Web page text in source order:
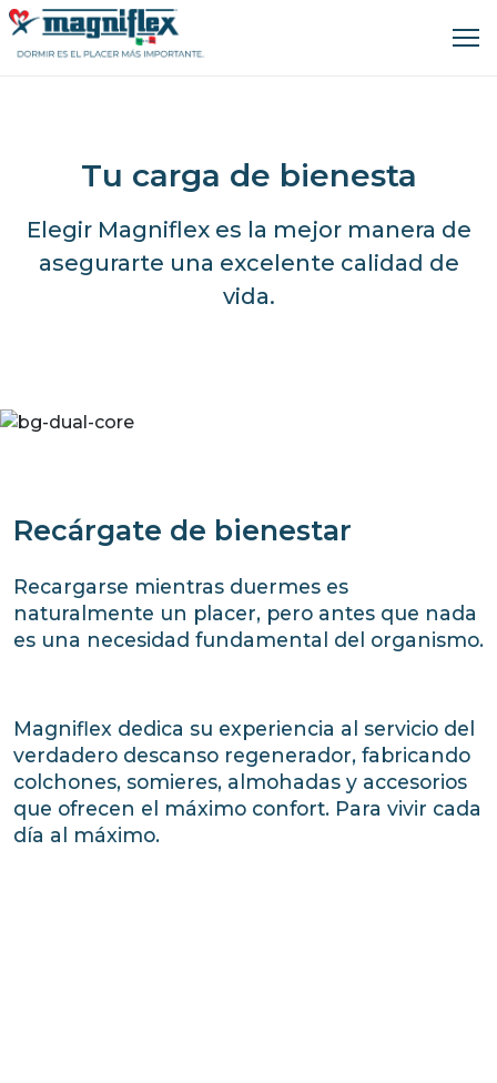
Tu carga de bienesta
Elegir Magniflex es la mejor manera de
asegurarte una excelente calidad de
vida.
Recárgate de bienestar
Recargarse mientras duermes es
naturalmente un placer, pero antes que nada
es una necesidad fundamental del organismo.
Magniflex dedica su experiencia al servicio del
verdadero descanso regenerador, fabricando
colchones, somieres, almohadas y accesorios
que ofrecen el máximo confort. Para vivir cada
día al máximo.